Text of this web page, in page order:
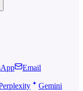
Email
Gemini